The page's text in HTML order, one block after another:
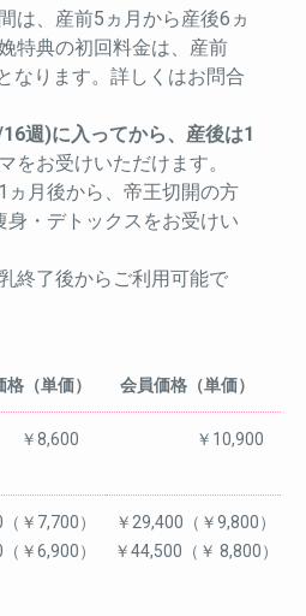
は、産前5ヵ月から産後6ヵ
特典の初回料金は、産前
なります。詳しくはお問合
週)に入ってから、産後は1
をお受けいただけます。
月後から、帝王切開の方
身・デトックスをお受けい
終了後からご利用可能で
（単価） 会員価格（単価）
￥10,900
￥7,700）
￥6,900）
￥29,400（￥9,800）
￥44,500（￥ 8,800）